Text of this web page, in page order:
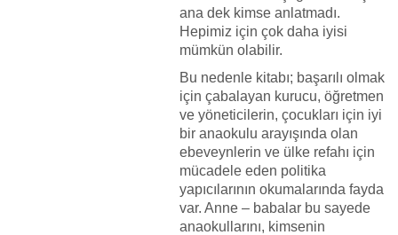
ana dek kimse anlatmadı.
Hepimiz için çok daha iyisi
mümkün olabilir.
Bu nedenle kitabı; başarılı olmak
için çabalayan kurucu, öğretmen
ve yöneticilerin, çocukları için iyi
bir anaokulu arayışında olan
ebeveynlerin ve ülke refahı için
mücadele eden politika
yapıcılarının okumalarında fayda
var. Anne – babalar bu sayede
anaokullarını, kimsenin